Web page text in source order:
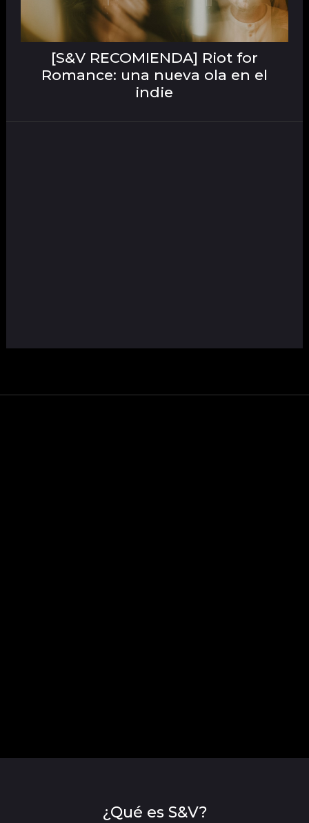
[S&V RECOMIENDA] Riot for
Romance: una nueva ola en el
indie
¿Qué es S&V?